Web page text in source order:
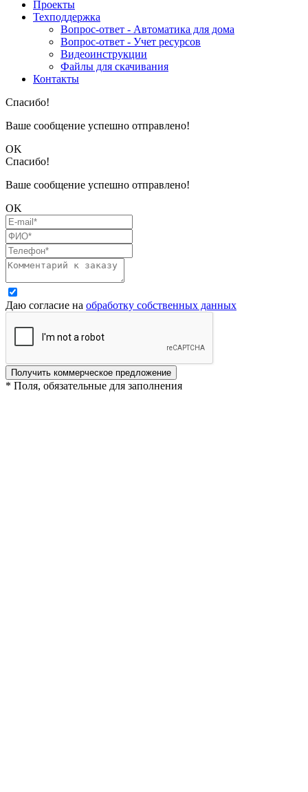
Проекты
Техподдержка
Вопрос-ответ - Автоматика для дома
Вопрос-ответ - Учет ресурсов
Видеоинструкции
Файлы для скачивания
Контакты
Спасибо!
Ваше сообщение успешно отправлено!
OK
Спасибо!
Ваше сообщение успешно отправлено!
OK
Даю согласие на обработку собственных данных
Получить коммерческое предложение
* Поля, обязательные для заполнения